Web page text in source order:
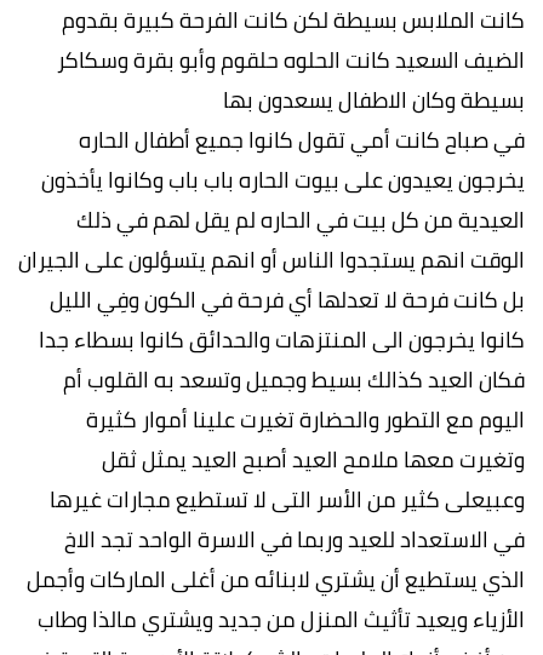
كانت الملابس بسيطة لكن كانت الفرحة كبيرة بقدوم
الضيف السعيد كانت الحلوه حلقوم وأبو بقرة وسكاكر
بسيطة وكان الاطفال يسعدون بها
في صباح كانت أمي تقول كانوا جميع أطفال الحاره
يخرجون يعيدون على بيوت الحاره باب باب وكانوا يأخذون
العيدية من كل بيت في الحاره لم يقل لهم في ذلك
الوقت انهم يستجدوا الناس أو انهم يتسؤلون على الجيران
بل كانت فرحة لا تعدلها أي فرحة في الكون وفِي الليل
كانوا يخرجون الى المنتزهات والحدائق كانوا بسطاء جدا
فكان العيد كذالك بسيط وجميل وتسعد به القلوب أم
اليوم مع التطور والحضارة تغيرت علينا أموار كثيرة
وتغيرت معها ملامح العيد أصبح العيد يمثل ثقل
وعبيعلى كثير من الأسر التى لا تستطيع مجارات غيرها
في الاستعداد للعيد وربما في الاسرة الواحد تجد الاخ
الذي يستطيع أن يشتري لابنائه من أغلى الماركات وأجمل
الأزياء ويعيد تأثيث المنزل من جديد ويشتري مالذا وطاب